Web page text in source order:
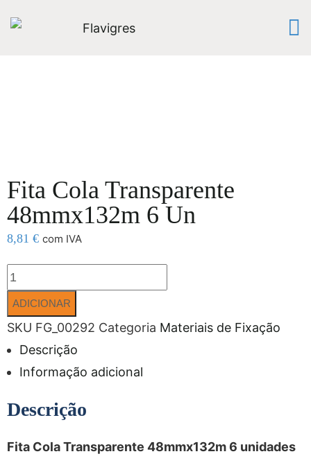
Fita Cola Transparente
48mmx132m 6 Un
8,81 € com IVA
ADICIONAR
SKU FG_00292 Categoria Materiais de Fixação
Descrição
Informação adicional
Descrição
Fita Cola Transparente 48mmx132m 6 unidades